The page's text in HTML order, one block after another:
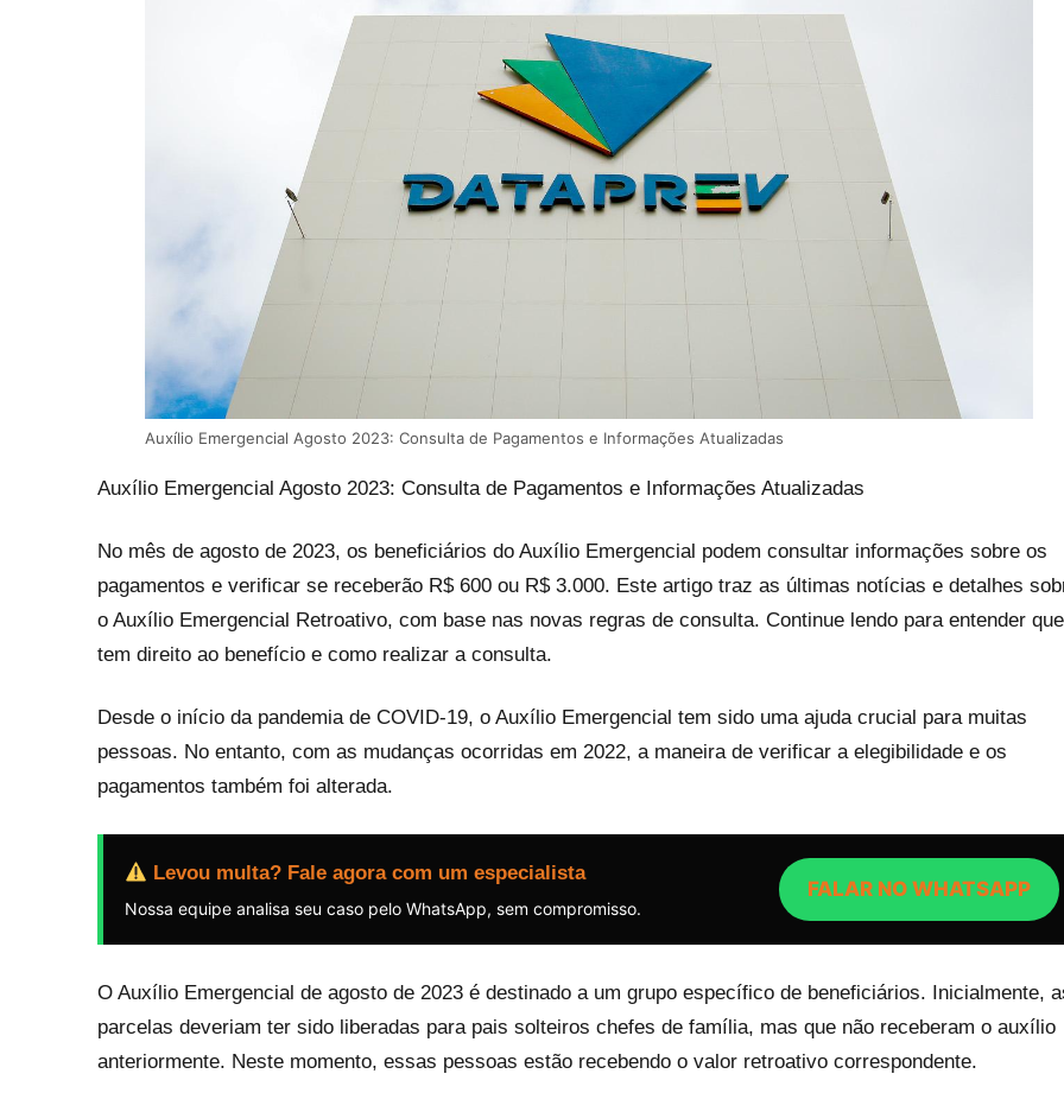
Auxílio Emergencial Agosto 2023: Consulta de Pagamentos e Informações Atualizadas
Auxílio Emergencial Agosto 2023: Consulta de Pagamentos e Informações Atualizadas
No mês de agosto de 2023, os beneficiários do Auxílio Emergencial podem consultar informações sobre os
pagamentos e verificar se receberão R$ 600 ou R$ 3.000. Este artigo traz as últimas notícias e detalhes
o Auxílio Emergencial Retroativo, com base nas novas regras de consulta. Continue lendo para entender
tem direito ao benefício e como realizar a consulta.
Desde o início da pandemia de COVID-19, o Auxílio Emergencial tem sido uma ajuda crucial para muitas
pessoas. No entanto, com as mudanças ocorridas em 2022, a maneira de verificar a elegibilidade e os
pagamentos também foi alterada.
Levou multa? Fale agora com um especialista
Nossa equipe analisa seu caso pelo WhatsApp, sem compromisso.
FALAR NO WHATSAPP
O Auxílio Emergencial de agosto de 2023 é destinado a um grupo específico de beneficiários. Inicialmente,
parcelas deveriam ter sido liberadas para pais solteiros chefes de família, mas que não receberam o auxílio
anteriormente. Neste momento, essas pessoas estão recebendo o valor retroativo correspondente.